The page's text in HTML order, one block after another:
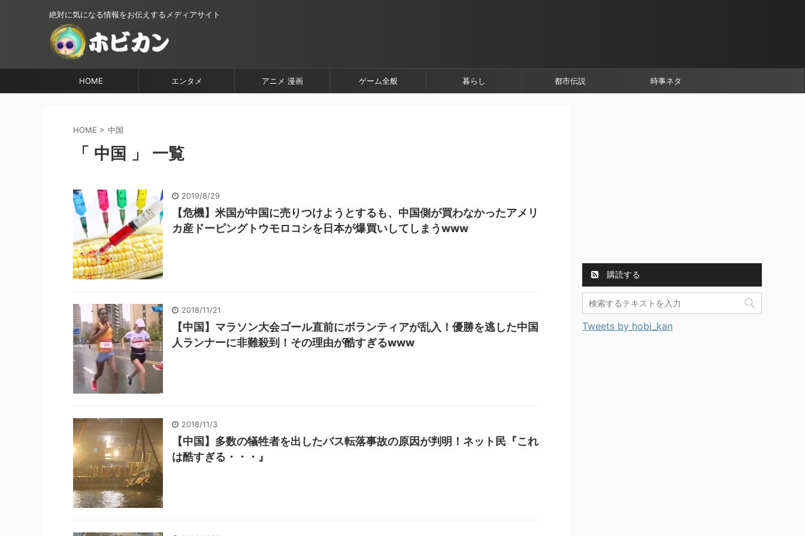
絶対に気になる情報をお伝えするメディアサイト
HOME エンタメ アニメ 漫画 ゲーム全般 暮らし 都市伝説 時事ネタ
HOME > 中国
「 中国 」 一覧
2019/8/29
【危機】米国が中国に売りつけようとするも、中国側が買わなかったアメリ
カ産ドーピングトウモロコシを日本が爆買いしてしまうwww
2018/11/21
【中国】マラソン大会ゴール直前にボランティアが乱入！優勝を逃した中国
人ランナーに非難殺到！その理由が酷すぎるwww
2018/11/3
【中国】多数の犠牲者を出したバス転落事故の原因が判明！ネット民『これ
は酷すぎる・・・』
購読する
Tweets by hobi_kan